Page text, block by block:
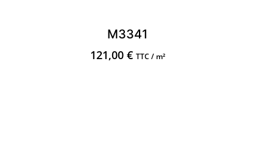
M3341
121,00 € TTC / m²